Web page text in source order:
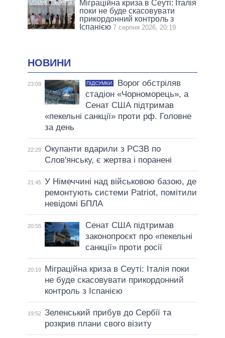
Міграційна криза в Сеуті: Італія
поки не буде скасовувати
прикордонний контроль з
Іспанією 7 серпня 2026, 20:19
НОВИНИ
23:09 ПІДСУМКИ
Ворог обстріляв
стадіон «Чорноморець», а
Сенат США підтримав
«пекельні санкції» проти рф. Головне
за день
22:29 Окупанти вдарили з РСЗВ по
Слов'янську, є жертва і поранені
21:45 У Німеччині над військовою базою, де
ремонтують системи Patriot, помітили
невідомі БПЛА
20:55
Сенат США підтримав
законопроєкт про «пекельні
санкції» проти росії
20:19
Міграційна криза в Сеуті: Італія поки
не буде скасовувати прикордонний
контроль з Іспанією
19:52 Зеленський прибув до Сербії та
розкрив плани свого візиту